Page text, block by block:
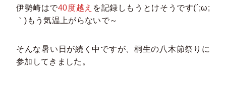
伊勢崎はで40度越え を記録しもうとけそうです(´;ω;
｀)もう気温上がらないで～
そんな暑い日が続く中ですが、桐生の八木節祭りに
参加してきました。